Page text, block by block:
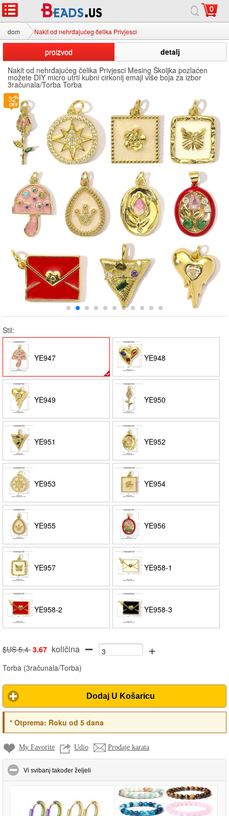
0
dom Nakit od nehrđajućeg čelika Privjesci
proizvod
detalj
Nakit od nehrđajućeg čelika Privjesci Mesing Školjka pozlaćen
možete DIY micro utrti kubni cirkonij emajl više boja za izbor
3računala/Torba Torba
Stil:
YE947 YE948
YE949 YE950
YE951 YE952
YE953 YE954
YE955 YE956
YE957 YE958-1
YE958-2 YE958-3
$US 5.4 3.67 količina +
Torba (3računala/Torba)
Dodaj U Košaricu
*Otprema: Roku od 5 dana
My Favorite Udio Prodaje karata
Vi svibanj također željeli